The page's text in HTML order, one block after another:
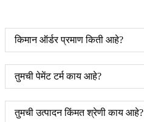
किमान ऑर्डर प्रमाण किती आहे?
तुमची पेमेंट टर्म काय आहे?
तुमची उत्पादन किंमत श्रेणी काय आहे?